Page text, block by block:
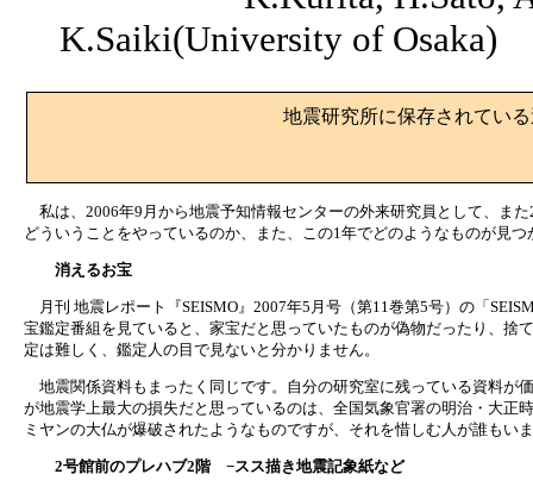
K.Saiki(University of Osaka)
地震研究所に保存されてい
私は、2006年9月から地震予知情報センターの外来研究員として、ま
どういうことをやっているのか、また、この1年でどのようなものが見
消えるお宝
月刊 地震レポート『SEISMO』2007年5月号（第11巻第5号）の「
宝鑑定番組を見ていると、家宝だと思っていたものが偽物だったり、
定は難しく、鑑定人の目で見ないと分かりません。
地震関係資料もまったく同じです。自分の研究室に残っている資料が
が地震学上最大の損失だと思っているのは、全国気象官署の明治・大
ミヤンの大仏が爆破されたようなものですが、それを惜しむ人が誰もい
2号館前のプレハブ2階 −スス描き地震記象紙など